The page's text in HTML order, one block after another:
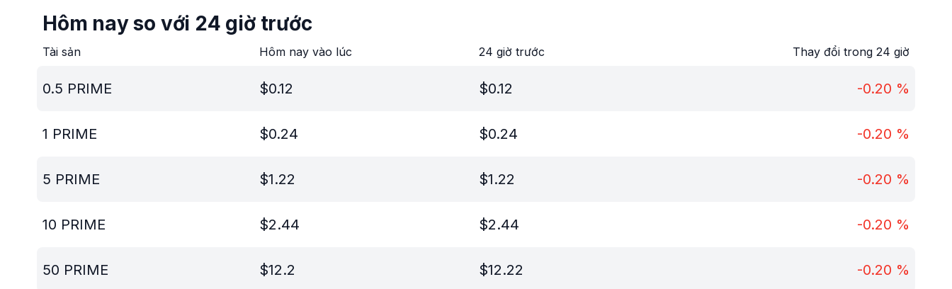
Hôm nay so với 24 giờ trước
Tài sản Hôm nay vào lúc 24 giờ trước Thay đổi trong 24 giờ
0.5 PRIME $0.12 $0.12 -0.20 %
1 PRIME $0.24 $0.24 -0.20 %
5 PRIME $1.22 $1.22 -0.20 %
10 PRIME $2.44 $2.44 -0.20 %
50 PRIME $12.2 $12.22 -0.20 %